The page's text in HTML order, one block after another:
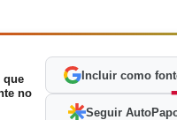
que
no
Incluir como
Seguir